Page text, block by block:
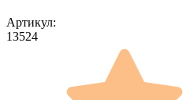
Артикул:
13524